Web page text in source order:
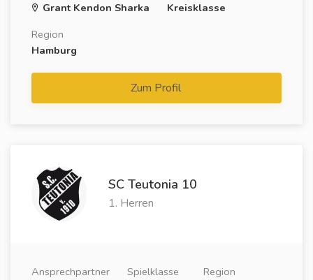
Grant Kendon Sharka
Kreisklasse
Region
Hamburg
Zum Profil
SC Teutonia 10
1. Herren
Ansprechpartner
Spielklasse
Region